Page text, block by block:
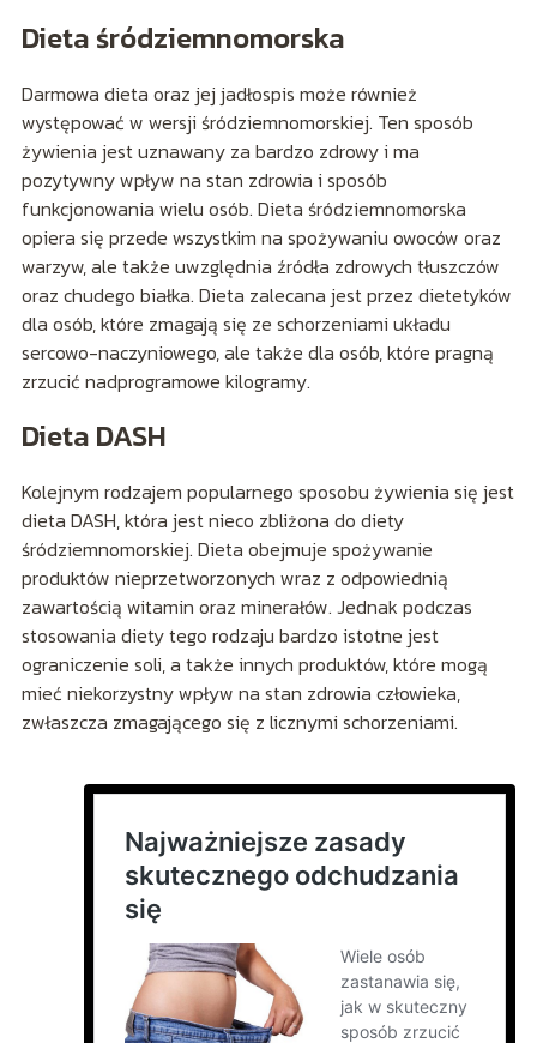
Dieta śródziemnomorska
Darmowa dieta oraz jej jadłospis może również
występować w wersji śródziemnomorskiej. Ten sposób
żywienia jest uznawany za bardzo zdrowy i ma
pozytywny wpływ na stan zdrowia i sposób
funkcjonowania wielu osób. Dieta śródziemnomorska
opiera się przede wszystkim na spożywaniu owoców oraz
warzyw, ale także uwzględnia źródła zdrowych tłuszczów
oraz chudego białka. Dieta zalecana jest przez dietetyków
dla osób, które zmagają się ze schorzeniami układu
sercowo-naczyniowego, ale także dla osób, które pragną
zrzucić nadprogramowe kilogramy.
Dieta DASH
Kolejnym rodzajem popularnego sposobu żywienia się jest
dieta DASH, która jest nieco zbliżona do diety
śródziemnomorskiej. Dieta obejmuje spożywanie
produktów nieprzetworzonych wraz z odpowiednią
zawartością witamin oraz minerałów. Jednak podczas
stosowania diety tego rodzaju bardzo istotne jest
ograniczenie soli, a także innych produktów, które mogą
mieć niekorzystny wpływ na stan zdrowia człowieka,
zwłaszcza zmagającego się z licznymi schorzeniami.